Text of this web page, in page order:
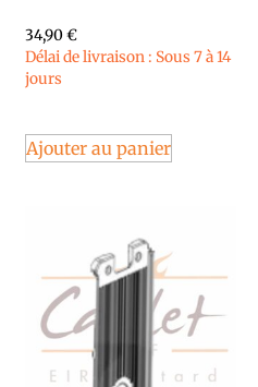
34,90€
Délai de livraison : Sous 7 à 14
jours
Ajouter au panier